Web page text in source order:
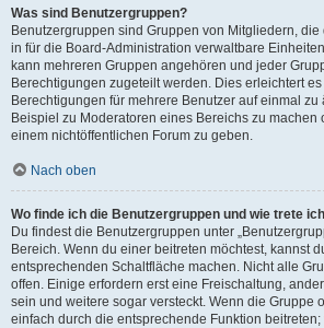
Was sind Benutzergruppen?
Benutzergruppen sind Gruppen von Mitgliedern,
in für die Board-Administration verwaltbare
kann mehreren Gruppen angehören und jeder
Berechtigungen zugeteilt werden. Dies erleichtert
Berechtigungen für mehrere Benutzer auf einmal
Beispiel zu Moderatoren eines Bereichs zu machen
einem nichtöffentlichen Forum zu geben.
Nach oben
Wo finde ich die Benutzergruppen und wie trete
Du findest die Benutzergruppen unter
Bereich. Wenn du einer beitreten möchtest, kannst
entsprechenden Schaltfläche machen. Nicht alle
offen. Einige erfordern erst eine Freischaltung,
sein und weitere sogar versteckt. Wenn die Gruppe
einfach durch die entsprechende Funktion